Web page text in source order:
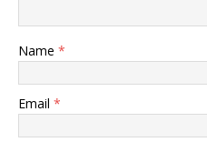
Name *
Email *